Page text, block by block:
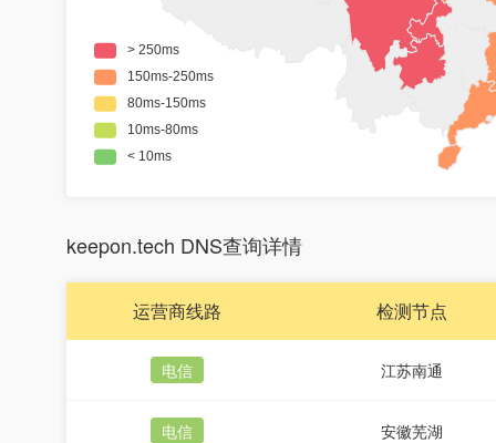
keepon.tech DNS查询详情
运营商线路 检测节点
电信 江苏南通
电信 安徽芜湖